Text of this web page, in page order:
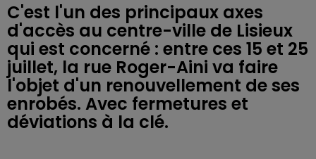
C'est l'un des principaux axes
d'accès au centre-ville de Lisieux
qui est concerné : entre ces 15 et 25
juillet, la rue Roger-Aini va faire
l'objet d'un renouvellement de ses
enrobés. Avec fermetures et
déviations à la clé.